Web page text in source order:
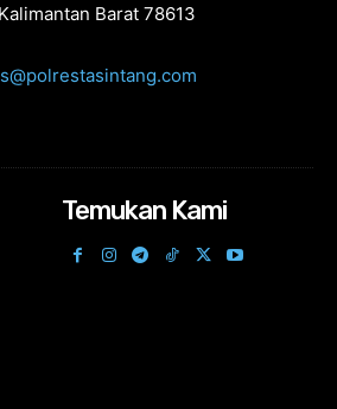
Barat 78613
Temukan Kami